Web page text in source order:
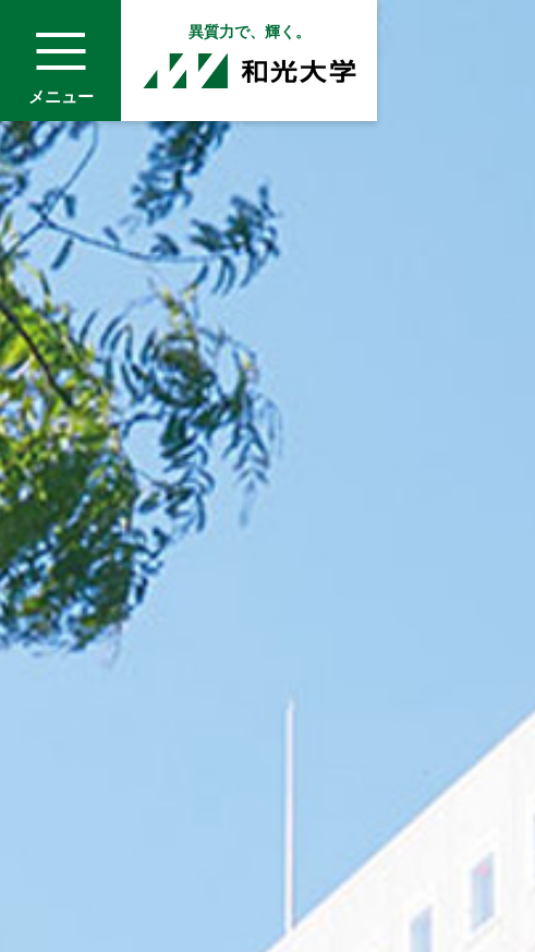
異質力で、輝く。